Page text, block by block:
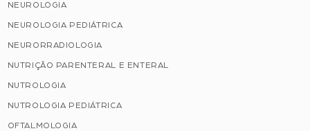
NEUROLOGIA
NEUROLOGIA PEDIÁTRICA
NEURORRADIOLOGIA
NUTRIÇÃO PARENTERAL E ENTERAL
NUTROLOGIA
NUTROLOGIA PEDIÁTRICA
OFTALMOLOGIA